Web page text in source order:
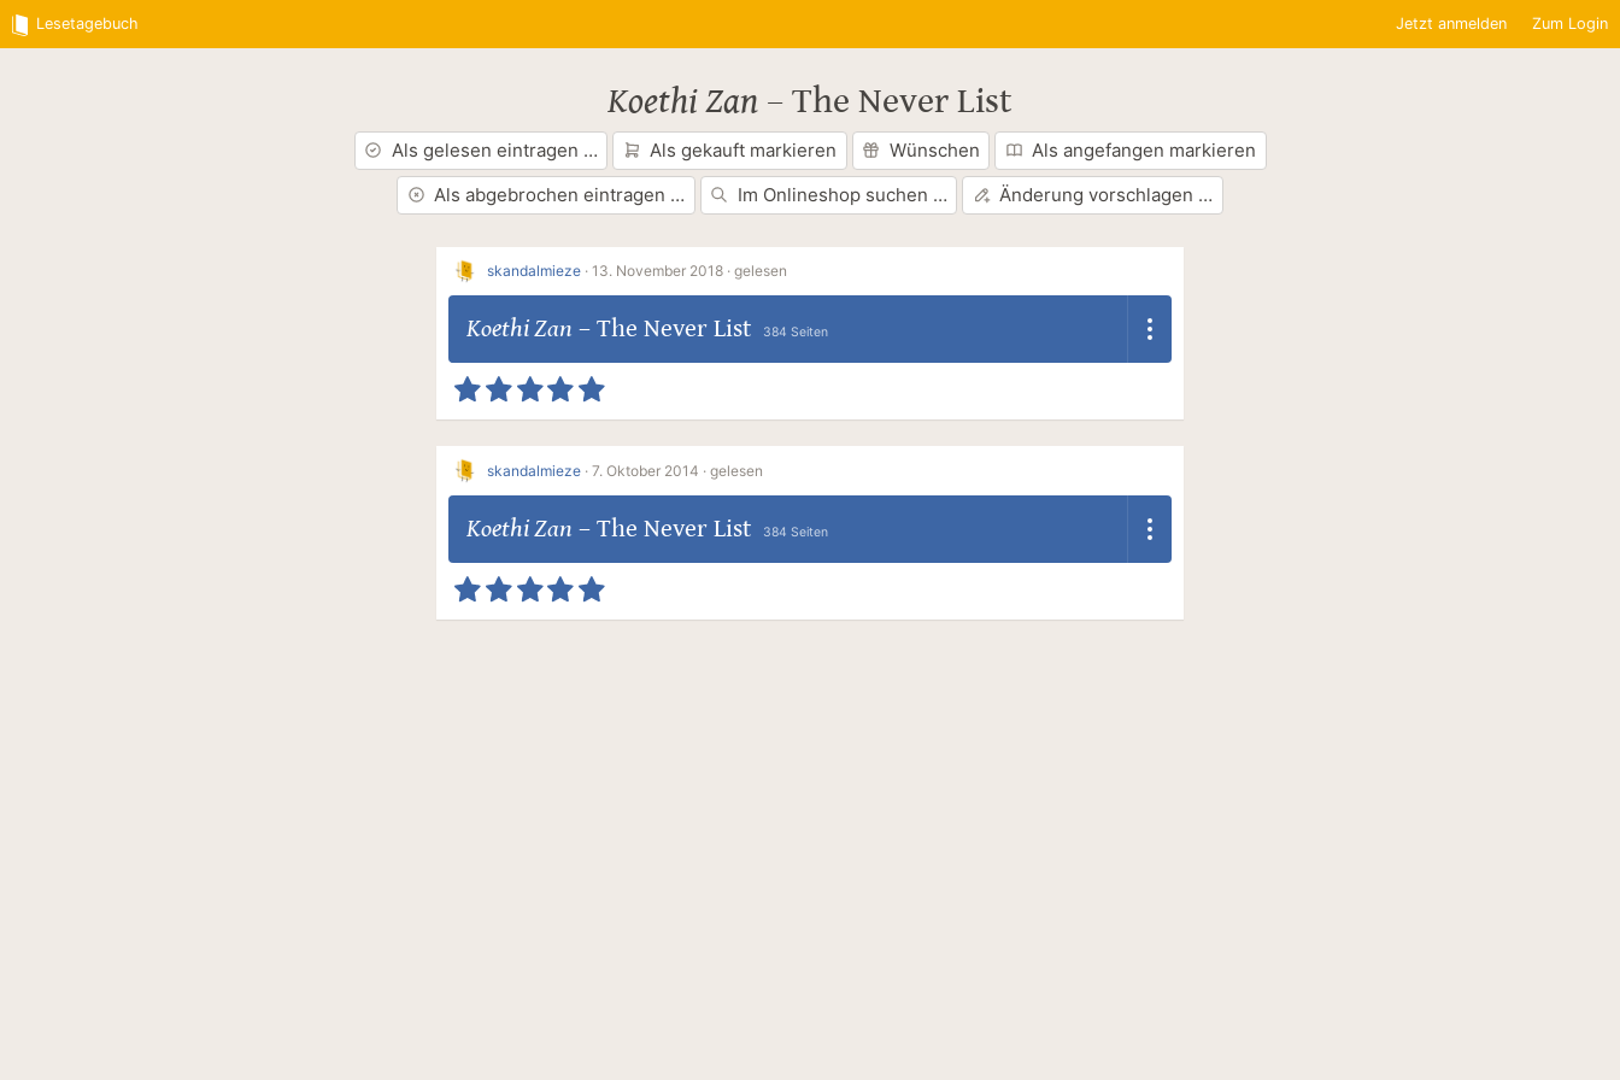
Lesetagebuch Jetzt anmelden Zum Login
Koethi Zan – The Never List
Als gelesen eintragen … Als gekauft markieren Wünschen
Als angefangen markieren
Als abgebrochen eintragen …
Im Onlineshop suchen … Änderung vorschlagen …
skandalmieze · 13. November 2018 · gelesen
Koethi Zan – The Never List 384 Seiten
skandalmieze · 7. Oktober 2014 · gelesen
Koethi Zan – The Never List 384 Seiten